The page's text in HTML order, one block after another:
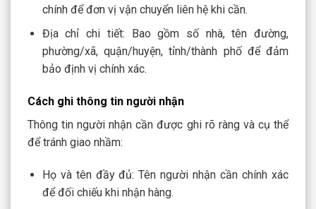
chính để đơn vị vận chuyển liên hệ khi cần.
Địa chỉ chi tiết: Bao gồm số nhà, tên đường,
phường/xã, quận/huyện, tỉnh/thành phố để đảm
bảo định vị chính xác.
Cách ghi thông tin người nhận
Thông tin người nhận cần được ghi rõ ràng và cụ thể
để tránh giao nhầm:
Họ và tên đầy đủ: Tên người nhận cần chính xác
để đối chiếu khi nhận hàng.